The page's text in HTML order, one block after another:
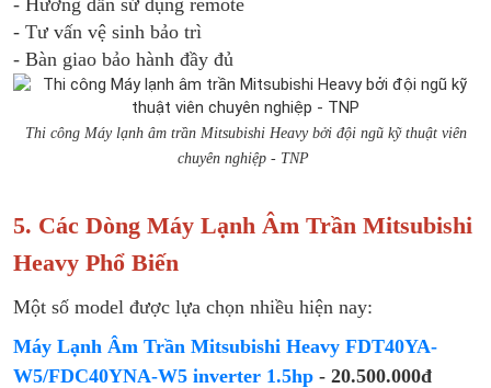
- Tư vấn vệ sinh bảo trì
- Bàn giao bảo hành đầy đủ
Thi công Máy lạnh âm trần Mitsubishi Heavy bởi đội ngũ kỹ thuật viên
chuyên nghiệp - TNP
5. Các Dòng Máy Lạnh Âm Trần Mitsubishi
Heavy Phổ Biến
Một số model được lựa chọn nhiều hiện nay:
Máy Lạnh Âm Trần Mitsubishi Heavy FDT40YA-
W5/FDC40YNA-W5 inverter 1.5hp - 20.500.000đ